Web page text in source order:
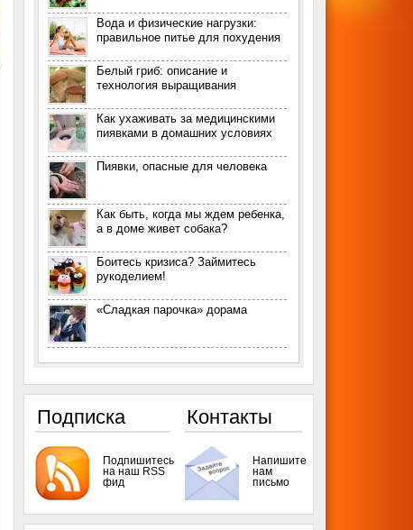
Вода и физические нагрузки:
правильное питье для похудения
Белый гриб: описание и
технология выращивания
Как ухаживать за медицинскими
пиявками в домашних условиях
Пиявки, опасные для человека
Как быть, когда мы ждем ребенка,
а в доме живет собака?
Боитесь кризиса? Займитесь
рукоделием!
«Сладкая парочка» дорама
Подписка
Подпишитесь
на наш RSS
фид
Контакты
Напишите
нам
письмо